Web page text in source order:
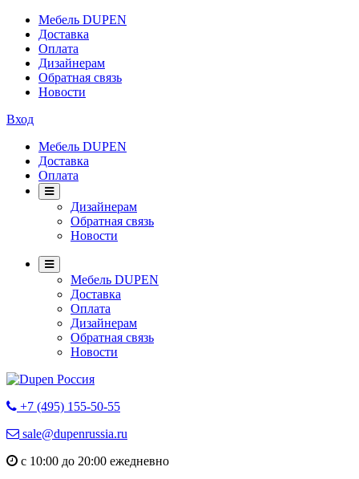
Мебель DUPEN
Доставка
Оплата
Дизайнерам
Обратная связь
Новости
Вход
Мебель DUPEN
Доставка
Оплата
Дизайнерам
Обратная связь
Новости
Мебель DUPEN
Доставка
Оплата
Дизайнерам
Обратная связь
Новости
+7 (495) 155-50-55
sale@dupenrussia.ru
с 10:00 до 20:00 ежедневно